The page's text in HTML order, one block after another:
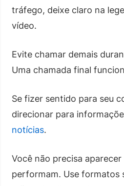
tráfego, deixe claro na
vídeo.
Evite chamar demais
Uma chamada final
Se fizer sentido para seu
direcionar para
notícias.
Você não precisa
performam. Use formatos